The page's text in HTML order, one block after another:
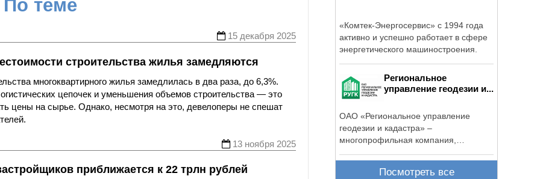
По теме
15 декабря 2025
строительства жилья замедляются
многоквартирного жилья замедлилась в два раза, до 6,3%.
цепочек и уменьшения объемов строительства — это
цены на сырье. Однако, несмотря на это, девелоперы не спешат
13 ноября 2025
приближается к 22 трлн рублей
«Комтек-Энергосервис» с 1994 года
активно и успешно работает в сфере
энергетического машиностроения.
Региональное
управление геодезии и...
ОАО «Региональное управление
геодезии и кадастра» –
многопрофильная компания,
Посмотреть все